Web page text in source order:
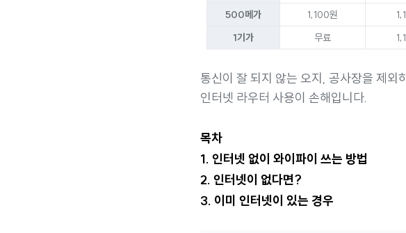
500메가 1,100원
1기가
무료
통신이 잘 되지 않는 오지, 공사장을 제외
인터넷 라우터 사용이 손해입니다.
목차
1. 인터넷 없이 와이파이 쓰는 방법
2. 인터넷이 없다면?
3. 이미 인터넷이 있는 경우